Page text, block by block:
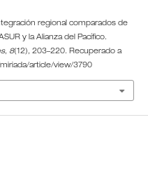
regional comparados de
y la Alianza del Pacífico.
, 8(12), 203–220. Recuperado a
article/view/3790